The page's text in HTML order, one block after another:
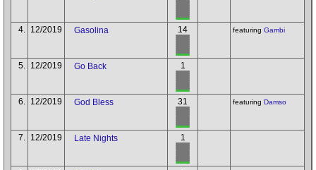
4. 12/2019 Gasolina 14 featuring Gambi
5. 12/2019 Go Back 1
6. 12/2019 God Bless 31 featuring Damso
7. 12/2019 Late Nights 1